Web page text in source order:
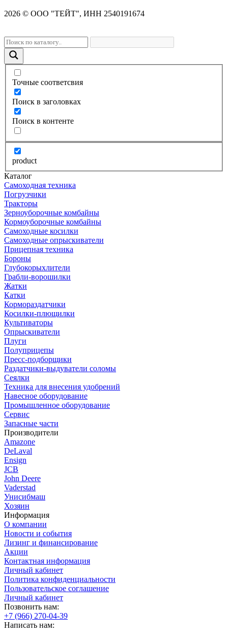
2026 © OOO "ТЕЙТ", ИНН 2540191674
Точные соответсвия
Поиск в заголовках
Поиск в контенте
product
Каталог
Самоходная техника
Погрузчики
Тракторы
Зерноуборочные комбайны
Кормоуборочные комбайны
Самоходные косилки
Самоходные опрыскиватели
Прицепная техника
Бороны
Глубокорыхлители
Грабли-ворошилки
Жатки
Катки
Кормораздатчики
Косилки-плющилки
Культиваторы
Опрыскиватели
Плуги
Полуприцепы
Пресс-подборщики
Раздатчики-выдуватели соломы
Сеялки
Техника для внесения удобрений
Навесное оборудование
Промышленное оборудование
Сервис
Запасные части
Производители
Amazone
DeLaval
Ensign
JCB
John Deere
Vaderstad
Унисибмаш
Хозяин
Информация
О компании
Новости и события
Лизинг и финансирование
Акции
Контактная информация
Личный кабинет
Политика конфиденциальности
Пользовательское соглашение
Личный кабинет
Позвонить нам:
+7 (966) 270-04-39
Написать нам: